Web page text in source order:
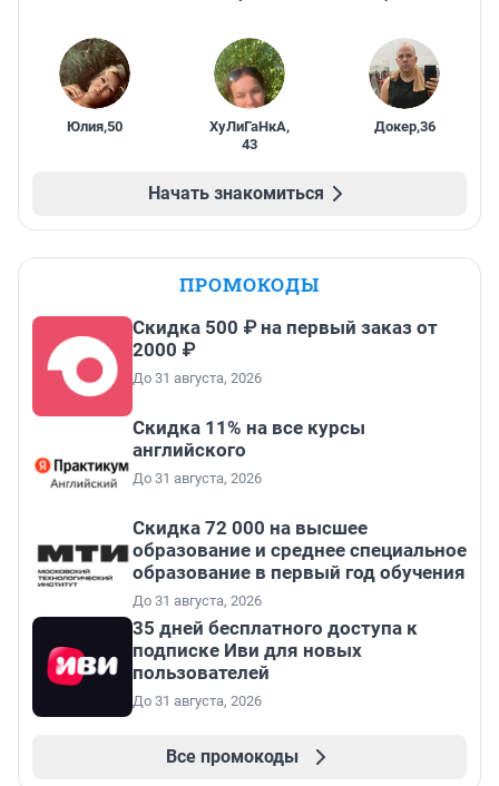
Юлия,50 ХуЛиГаНкА,
43
Докер,36
Начать знакомиться
ПРОМОКОДЫ
Скидка 500 ₽ на первый заказ от
2000 ₽
До 31 августа, 2026
Скидка 11% на все курсы
английского
До 31 августа, 2026
Скидка 72 000 на высшее
образование и среднее специальное
образование в первый год обучения
До 31 августа, 2026
35 дней бесплатного доступа к
подписке Иви для новых
пользователей
До 31 августа, 2026
Все промокоды